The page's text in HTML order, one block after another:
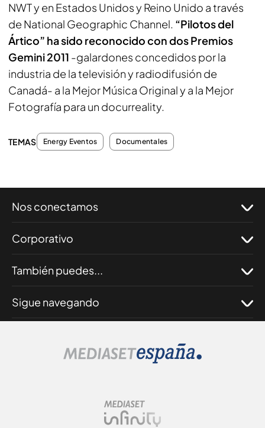
NWT y en Estados Unidos y Reino Unido a través
de National Geographic Channel. “Pilotos del
Ártico” ha sido reconocido con dos Premios
Gemini 2011 -galardones concedidos por la
industria de la televisión y radiodifusión de
Canadá- a la Mejor Música Original y a la Mejor
Fotografía para un docurreality.
TEMAS Energy Eventos Documentales
Nos conectamos
Corporativo
También puedes...
Sigue navegando